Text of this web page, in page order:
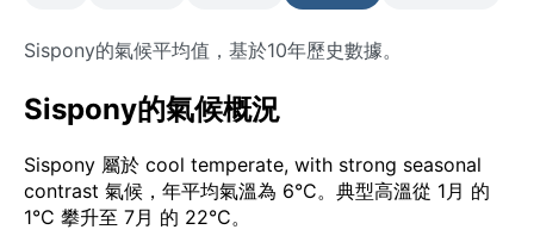
Sispony的氣候平均值，基於10年歷史數據。
Sispony的氣候概況
Sispony 屬於 cool temperate, with strong seasonal
contrast 氣候，年平均氣溫為 6°C。典型高溫從 1月 的
1°C 攀升至 7月 的 22°C。